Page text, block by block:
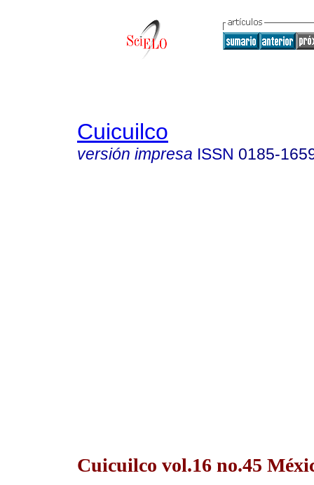
Cuicuilco
versión impresa ISSN 0185-
Cuicuilco vol.16 no.45